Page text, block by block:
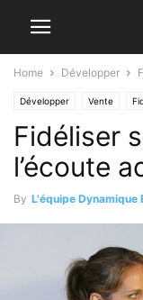
Home Développer
Développer Vente
Fidéliser
l’écoute
By L'équipe Dynamique